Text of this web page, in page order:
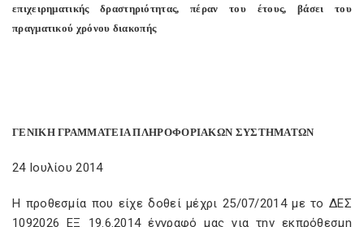
επιχειρηματικής δραστηριότητας, πέραν του έτους, βάσει του
πραγματικού χρόνου διακοπής
ΓΕΝΙΚΗ ΓΡΑΜΜΑΤΕΙΑ ΠΛΗΡΟΦΟΡΙΑΚΩΝ ΣΥΣΤΗΜΑΤΩΝ
24 Ιουλίου 2014
Η προθεσμία που είχε δοθεί μέχρι 25/07/2014 με το ΔΕΣ
1092026 ΕΞ 19.6.2014 έγγραφό μας για την εκπρόθεσμη